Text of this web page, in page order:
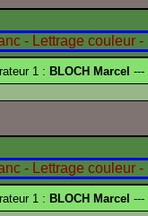
1 : BLOCH Marcel ---
1 : BLOCH Marcel ---